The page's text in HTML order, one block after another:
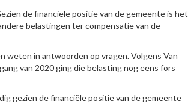
de financiële positie van de gemeente is het
belastingen ter compensatie van de
weten in antwoorden op vragen. Volgens Van
van 2020 ging die belasting nog eens fors
gezien de financiële positie van de gemeente